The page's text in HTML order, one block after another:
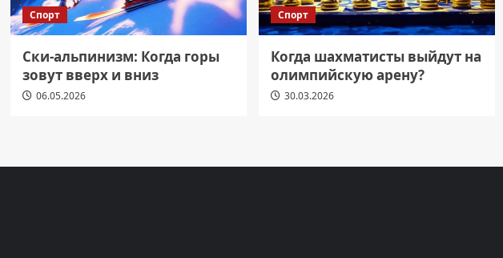
Спорт
Ски-альпинизм: Когда горы
зовут вверх и вниз
06.05.2026
Спорт
Когда шахматисты выйдут на
олимпийскую арену?
30.03.2026